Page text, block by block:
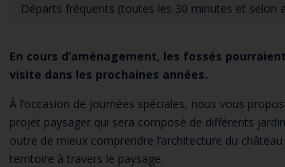
Départs fréquents (toutes les 30 minutes et selon
En cours d’aménagement, les fossés
visite dans les prochaines années.
À l’occasion de journées spéciales, nous vous
projet paysager qui sera composé de différents
outre de mieux comprendre l’architecture du château
territoire à travers le paysage.